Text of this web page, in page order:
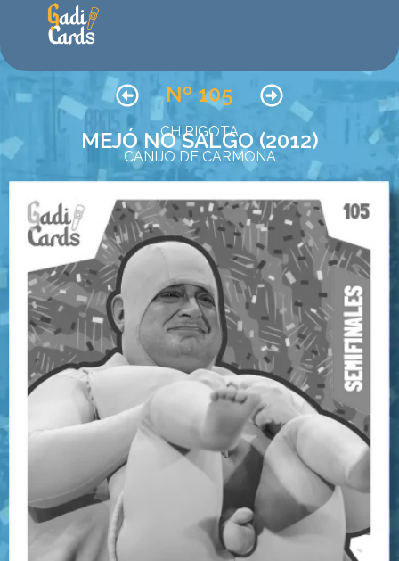
Nº 105
CHIRIGOTA
MEJÓ NO SALGO (2012)
CANIJO DE CARMONA